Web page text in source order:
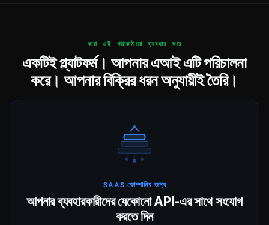
কারা এই পরিকাঠামো ব্যবহার করে
একটিই প্ল্যাটফর্ম। আপনার এআই এটি পরিচালনা
করে। আপনার বিক্রির ধরন অনুযায়ীই তৈরি।
SAAS কোম্পানির জন্য
আপনার ব্যবহারকারীদের যেকোনো API-এর সাথে সংযোগ
করতে দিন